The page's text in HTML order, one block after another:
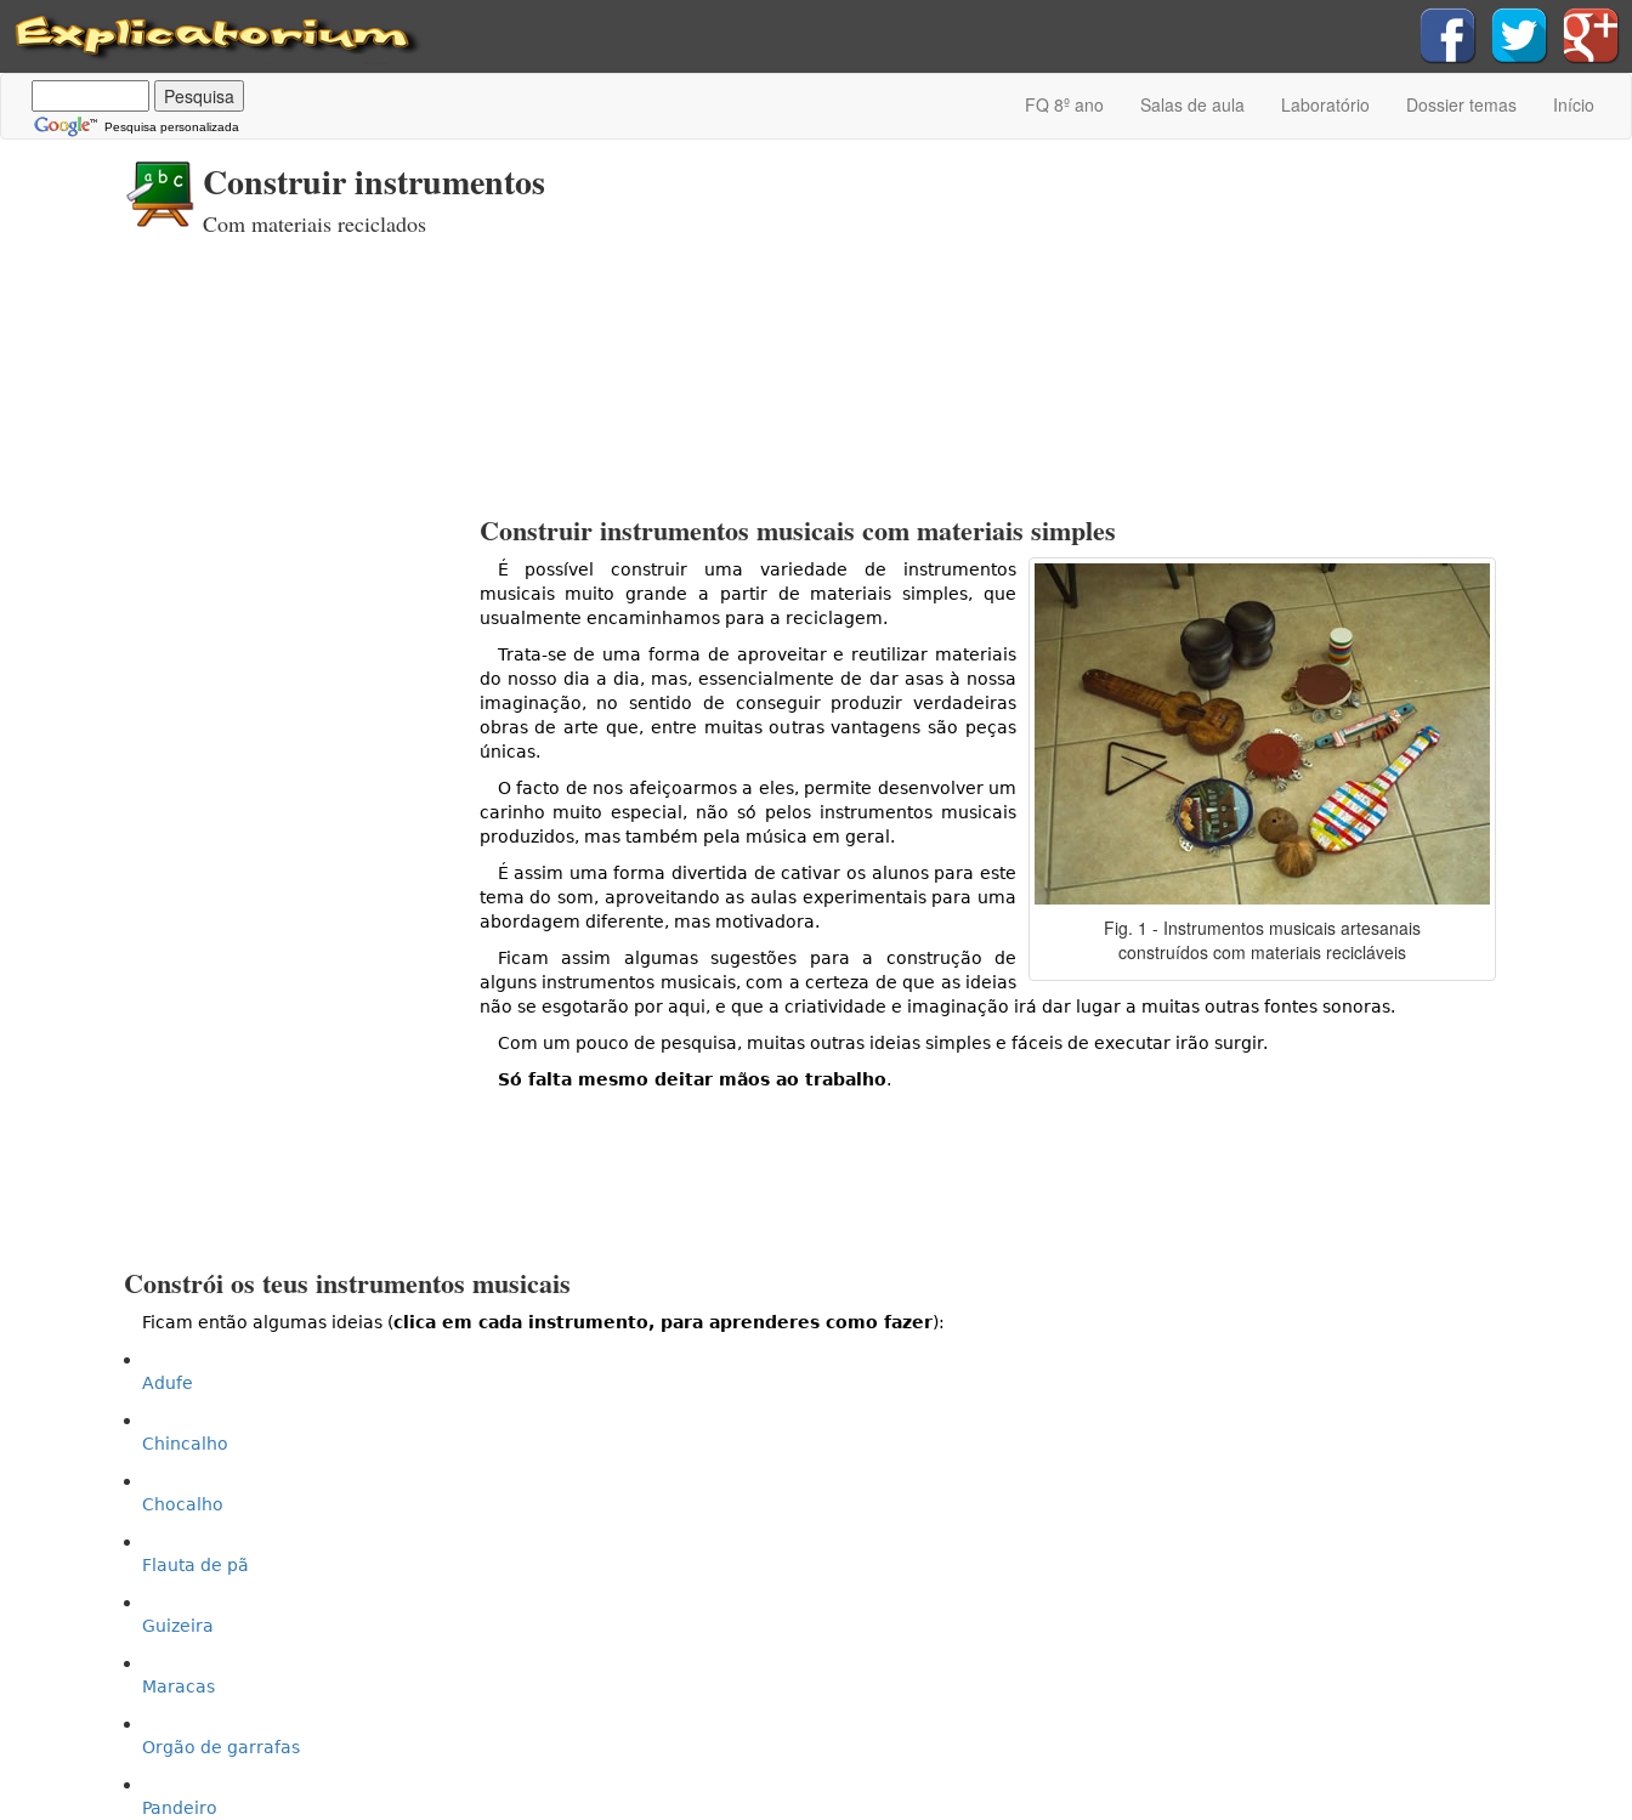
Pesquisa personalizada
FQ 8º ano Salas de aula Laboratório Dossier temas Início
Construir instrumentos
Com materiais reciclados
Construir instrumentos musicais com materiais simples
Fig. 1 - Instrumentos musicais artesanais
construídos com materiais recicláveis
É possível construir uma variedade de instrumentos
musicais muito grande a partir de materiais simples, que
usualmente encaminhamos para a reciclagem.
Trata-se de uma forma de aproveitar e reutilizar materiais
do nosso dia a dia, mas, essencialmente de dar asas à nossa
imaginação, no sentido de conseguir produzir verdadeiras
obras de arte que, entre muitas outras vantagens são peças
únicas.
O facto de nos afeiçoarmos a eles, permite desenvolver um
carinho muito especial, não só pelos instrumentos musicais
produzidos, mas também pela música em geral.
É assim uma forma divertida de cativar os alunos para este
tema do som, aproveitando as aulas experimentais para uma
abordagem diferente, mas motivadora.
Ficam assim algumas sugestões para a construção de
alguns instrumentos musicais, com a certeza de que as ideias
não se esgotarão por aqui, e que a criatividade e imaginação irá dar lugar a muitas outras fontes sonoras.
Com um pouco de pesquisa, muitas outras ideias simples e fáceis de executar irão surgir.
Só falta mesmo deitar mãos ao trabalho.
Constrói os teus instrumentos musicais
Ficam então algumas ideias (clica em cada instrumento, para aprenderes como fazer):
Adufe
Chincalho
Chocalho
Flauta de pã
Guizeira
Maracas
Orgão de garrafas
Pandeiro